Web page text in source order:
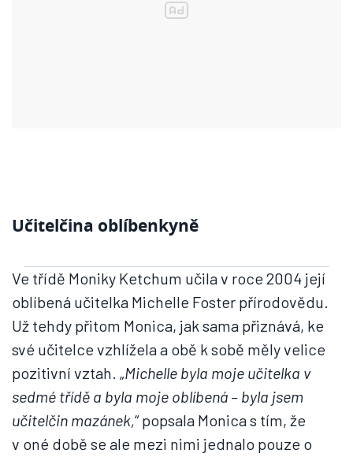
Učitelčina oblíbenkyně
Ve třídě Moniky Ketchum učila v roce 2004 její
oblíbená učitelka Michelle Foster přírodovědu.
Už tehdy přitom Monica, jak sama přiznává, ke
své učitelce vzhlížela a obě k sobě měly velice
pozitivní vztah. „Michelle byla moje učitelka v
sedmé třídě a byla moje oblíbená – byla jsem
učitelčin mazánek,“ popsala Monica s tím, že
v oné době se ale mezi nimi jednalo pouze o